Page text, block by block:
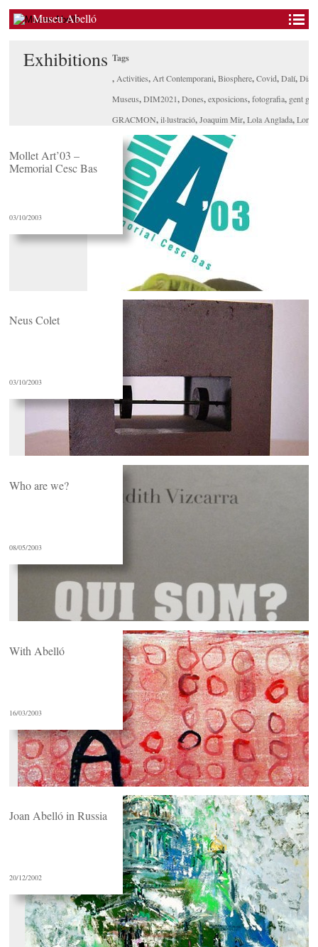
Museu Abelló
Exhibitions Tags
,Activities,Art Contemporani,Biosphere,Covid,Dalí,Dia
Museus,DIM2021,Dones,exposicions,fotografia, gent
GRACMON,il·lustració,Joaquim Mir,Lola Anglada,Lorca
mollet,museu abelló Outumuro ,patrimoni
seguretat,Turisme,xavi mira
Mollet Art’03 –
Memorial Cesc Bas
03/10/2003
Neus Colet
03/10/2003
Who are we?
08/05/2003
With Abelló
16/03/2003
Joan Abelló in Russia
20/12/2002